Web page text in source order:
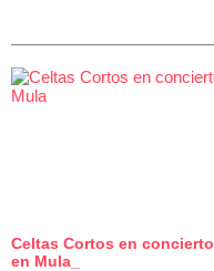
Celtas Cortos en concierto
en Mula_